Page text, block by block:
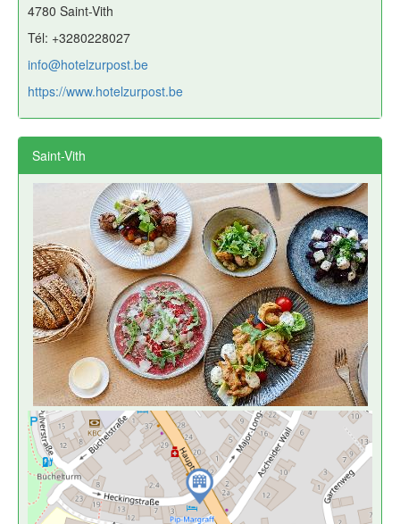
4780 Saint-Vith
Tél: +3280228027
info@hotelzurpost.be
https://www.hotelzurpost.be
Saint-Vith